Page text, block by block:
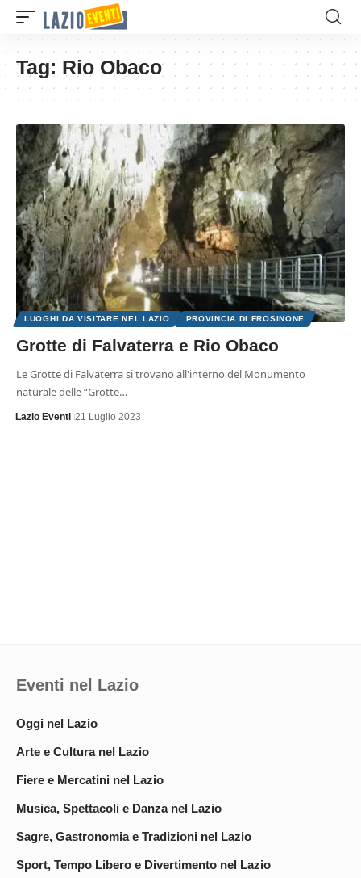
Tag: Rio Obaco
LUOGHI DA VISITARE NEL LAZIO PROVINCIA DI FROSINONE
Grotte di Falvaterra e Rio Obaco
Le Grotte di Falvaterra si trovano all'interno del Monumento
naturale delle “Grotte…
Lazio Eventi 21 Luglio 2023
Eventi nel Lazio
Oggi nel Lazio
Arte e Cultura nel Lazio
Fiere e Mercatini nel Lazio
Musica, Spettacoli e Danza nel Lazio
Sagre, Gastronomia e Tradizioni nel Lazio
Sport, Tempo Libero e Divertimento nel Lazio